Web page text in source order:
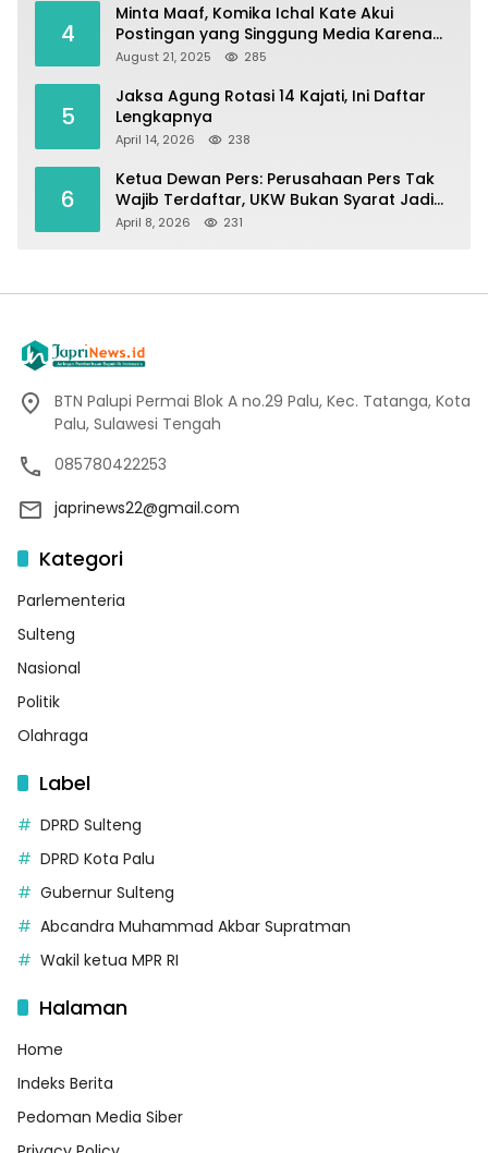
4
Minta Maaf, Komika Ichal Kate Akui
Postingan yang Singgung Media Karena
Emosi
August 21, 2025 285
5
Jaksa Agung Rotasi 14 Kajati, Ini Daftar
Lengkapnya
April 14, 2026 238
6
Ketua Dewan Pers: Perusahaan Pers Tak
Wajib Terdaftar, UKW Bukan Syarat Jadi
Wartawan
April 8, 2026 231
BTN Palupi Permai Blok A no.29 Palu, Kec. Tatanga, Kota
Palu, Sulawesi Tengah
085780422253
japrinews22@gmail.com
Kategori
Parlementeria
Sulteng
Nasional
Politik
Olahraga
Label
DPRD Sulteng
DPRD Kota Palu
Gubernur Sulteng
Abcandra Muhammad Akbar Supratman
Wakil ketua MPR RI
Halaman
Home
Indeks Berita
Pedoman Media Siber